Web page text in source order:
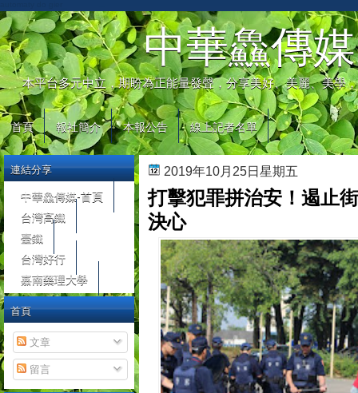
中華鱻傳媒
本平台多元中立，期盼為正能量發聲，分享美好、美麗、美學
首頁 報社簡介 本報公告 線上記者名單
2019年10月25日星期五
打擊犯罪拼治安！遏止
決心
連結分享
中華鱻傳媒-首頁
台灣高鐵
臺鐵
台灣好行
嘉南藥理大學
首頁
文章
留言